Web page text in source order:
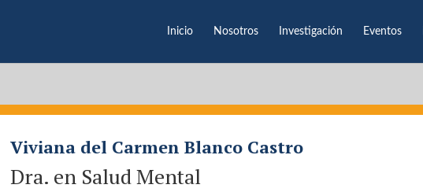
Inicio Nosotros Investigación Eventos
Viviana del Carmen Blanco Castro
Dra. en Salud Mental